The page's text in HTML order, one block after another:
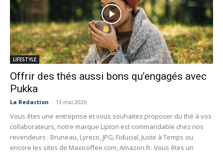
LIFESTYLE
Offrir des thés aussi bons qu’engagés avec
Pukka
La Redaction - 13 mai 2026
Vous êtes une entreprise et vous souhaitez proposer du thé à vos
collaborateurs, notre marque Lipton est commandable chez nos
revendeurs : Bruneau, Lyreco, JPG, Fiducial, Juste à Temps ou
encore les sites de Maxicoffee.com, Amazon.fr. Vous êtes un